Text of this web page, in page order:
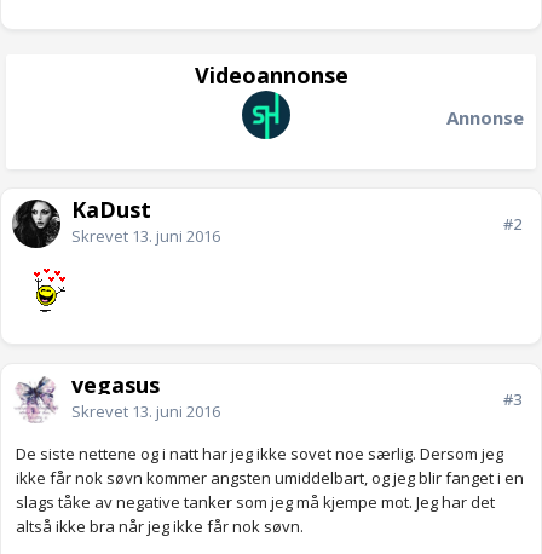
Videoannonse
Annonse
KaDust
Skrevet 13. juni 2016
#2
vegasus
Skrevet 13. juni 2016
#3
De siste nettene og i natt har jeg ikke sovet noe særlig. Dersom jeg
ikke får nok søvn kommer angsten umiddelbart, og jeg blir fanget i en
slags tåke av negative tanker som jeg må kjempe mot. Jeg har det
altså ikke bra når jeg ikke får nok søvn.